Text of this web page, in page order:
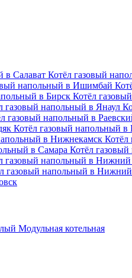
в Салават Котёл газовый
напольный в Ишимбай
в Бирск Котёл
газовый напольный в Янаул
газовый напольный в
Котёл газовый напольный в
в Нижнекамск Котёл
в Самара Котёл
газовый напольный в Нижний
газовый напольный в
Модульная котельная